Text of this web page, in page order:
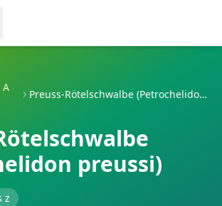
Preuss-Rötelschwalbe (Petrochelidon preussi)
preussi)
z